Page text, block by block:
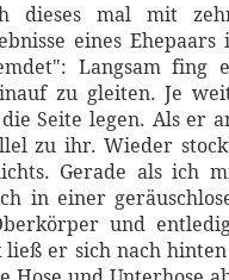
dieses mal mit
eines Ehepaars
Langsam fing
zu gleiten. Je
Seite legen. Als er
zu ihr. Wieder
Gerade als ich
in einer
und
er sich nach